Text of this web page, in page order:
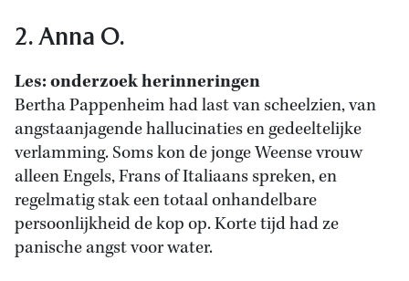
2. Anna O.
Les: onderzoek herinneringen
Bertha Pappenheim had last van scheelzien, van
angstaanjagende hallucinaties en gedeeltelijke
verlamming. Soms kon de jonge Weense vrouw
alleen Engels, Frans of Italiaans spreken, en
regelmatig stak een totaal onhandelbare
persoonlijkheid de kop op. Korte tijd had ze
panische angst voor water.